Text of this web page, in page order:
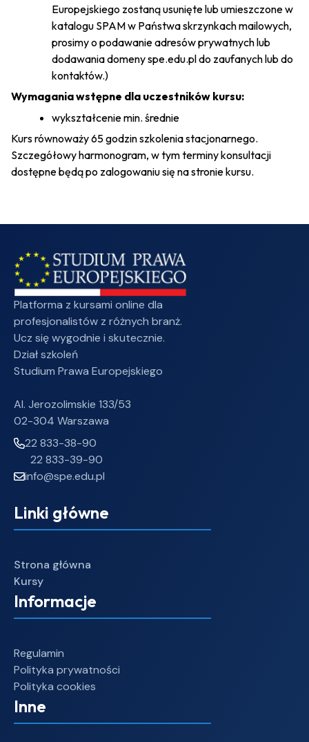
Europejskiego zostaną usunięte lub umieszczone w
katalogu SPAM w Państwa skrzynkach mailowych,
prosimy o podawanie adresów prywatnych lub
dodawania domeny spe.edu.pl do zaufanych lub do
kontaktów.)
Wymagania wstępne dla uczestników kursu:
wykształcenie min. średnie
Kurs równoważy 65 godzin szkolenia stacjonarnego.
Szczegółowy harmonogram, w tym terminy konsultacji
dostępne będą po zalogowaniu się na stronie kursu.
Platforma z kursami online dla
profesjonalistów z różnych branż.
Ucz się wygodnie i skutecznie.
Dział szkoleń
Studium Prawa Europejskiego
Al. Jerozolimskie 133/53
02-304 Warszawa
22 833-38-90
22 833-39-90
info@spe.edu.pl
Linki główne
Strona główna
Kursy
Informacje
Regulamin
Polityka prywatności
Polityka cookies
Inne